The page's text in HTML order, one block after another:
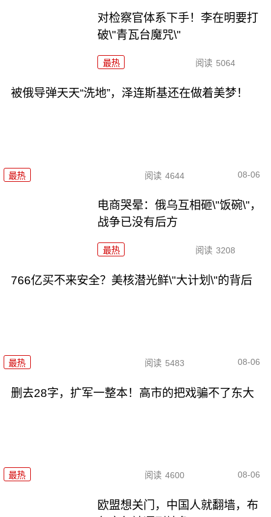
对检察官体系下手！李在明要打
破\"青瓦台魔咒\"
最热 阅读 5064
被俄导弹天天“洗地”，泽连斯基还在做着美梦！
最热 阅读 4644 08-06
电商哭晕：俄乌互相砸\"饭碗\"，
战争已没有后方
最热 阅读 3208
766亿买不来安全？美核潜光鲜\"大计划\"的背后
最热 阅读 5483 08-06
删去28字，扩军一整本！高市的把戏骗不了东大
最热 阅读 4600 08-06
欧盟想关门，中国人就翻墙，布